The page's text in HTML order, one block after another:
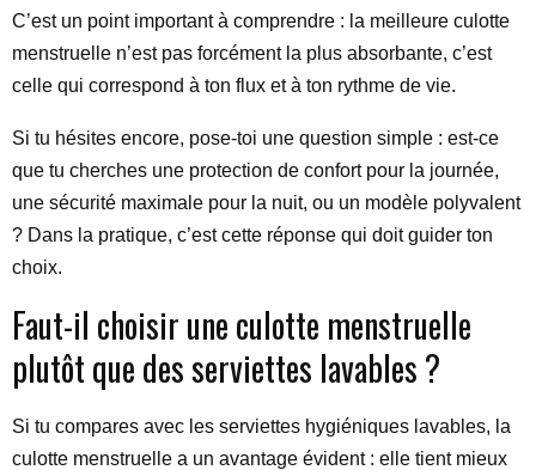
C’est un point important à comprendre : la meilleure culotte
menstruelle n’est pas forcément la plus absorbante, c’est
celle qui correspond à ton flux et à ton rythme de vie.
Si tu hésites encore, pose-toi une question simple : est-ce
que tu cherches une protection de confort pour la journée,
une sécurité maximale pour la nuit, ou un modèle polyvalent
? Dans la pratique, c’est cette réponse qui doit guider ton
choix.
Faut-il choisir une culotte menstruelle
plutôt que des serviettes lavables ?
Si tu compares avec les serviettes hygiéniques lavables, la
culotte menstruelle a un avantage évident : elle tient mieux